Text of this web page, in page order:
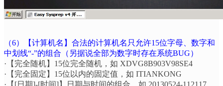
（6）【计算机名】合法的计算机名只允许15位字母、数字和
中划线“-”的组合（另据说全部为数字时存在系统BUG）
· 【完全随机】 15位完全随机，如 XDVG8B903V98SE4
· 【完全固定】 15位以内的固定值，如 ITIANKONG
· 【 [日期]-[时间]】日期与时间的组合，如 20130524-112117